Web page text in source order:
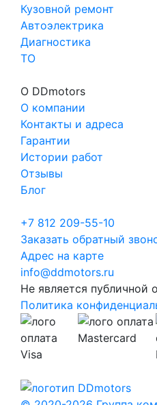
Кузовной ремонт
Автоэлектрика
Диагностика
ТО
О DDmotors
О компании
Контакты и адреса
Гарантии
Истории работ
Отзывы
Блог
+7 812 209-55-10
Заказать обратный
Адрес на карте
info@ddmotors.ru
Не является публичной
Политика